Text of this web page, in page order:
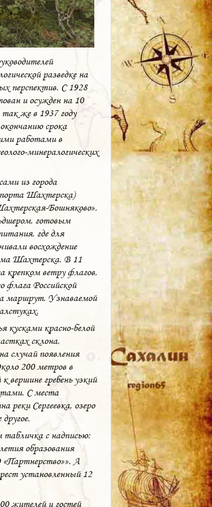
разведке на
перспектив. С 1928
и осужден на 10
так же в 1937 году
срока
работами в
минералогических
из города
Шахтерска)
Бошняково»,
готовым
где для
восхождение
Шахтерска. В 11
крепком ветру флагов,
флага Российской
маршрут. Узнаваемой
кусками красно-белой
склона,
случай появления
200 метров в
вершине гребень узкий
С места
Сергеевка, озеро
табличка с надписью:
образования
А
установленный 12
жителей и гостей